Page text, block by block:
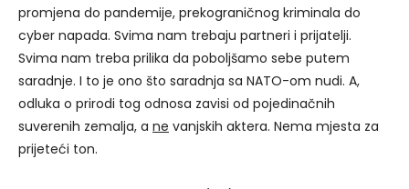
promjena do pandemije, prekograničnog kriminala do
cyber napada. Svima nam trebaju partneri i prijatelji.
Svima nam treba prilika da poboljšamo sebe putem
saradnje. I to je ono što saradnja sa NATO-om nudi. A,
odluka o prirodi tog odnosa zavisi od pojedinačnih
suverenih zemalja, a ne vanjskih aktera. Nema mjesta za
prijeteći ton.